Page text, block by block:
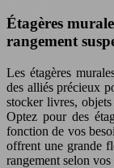
Étagères
rangement
Les étagères
des alliés précieux
stocker livres, objets
Optez pour des
fonction de vos
offrent une grande
rangement selon vos